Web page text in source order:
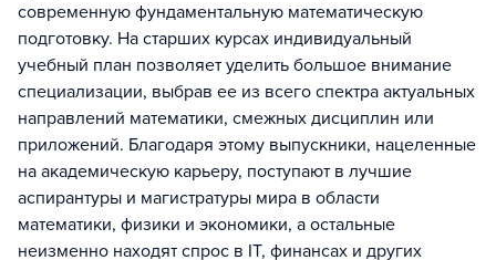
современную фундаментальную математическую
подготовку. На старших курсах индивидуальный
учебный план позволяет уделить большое внимание
специализации, выбрав ее из всего спектра актуальных
направлений математики, смежных дисциплин или
приложений. Благодаря этому выпускники, нацеленные
на академическую карьеру, поступают в лучшие
аспирантуры и магистратуры мира в области
математики, физики и экономики, а остальные
неизменно находят спрос в IT, финансах и других